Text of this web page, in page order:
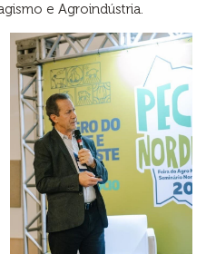
e Agroindústria.